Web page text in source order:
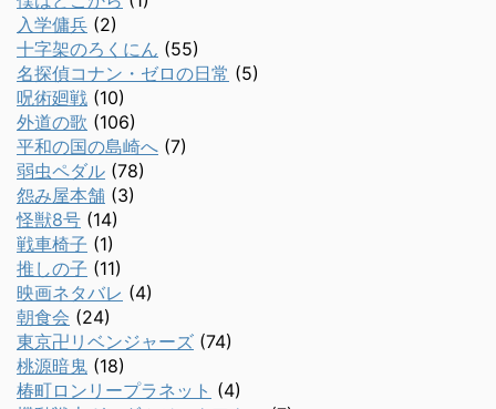
入学傭兵 (2)
十字架のろくにん (55)
名探偵コナン・ゼロの日常 (5)
呪術廻戦 (10)
外道の歌 (106)
平和の国の島崎へ (7)
弱虫ペダル (78)
怨み屋本舗 (3)
怪獣8号 (14)
戦車椅子 (1)
推しの子 (11)
映画ネタバレ (4)
朝食会 (24)
東京卍リベンジャーズ (74)
桃源暗鬼 (18)
椿町ロンリープラネット (4)